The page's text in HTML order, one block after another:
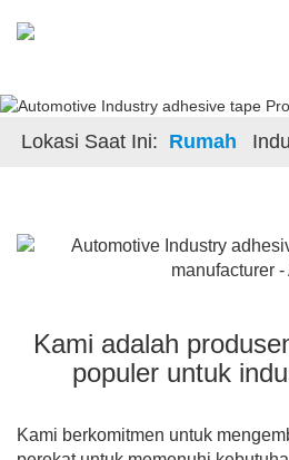
Lokasi Saat Ini: Rumah
Kami adalah
populer untuk
Kami berkomitmen untuk